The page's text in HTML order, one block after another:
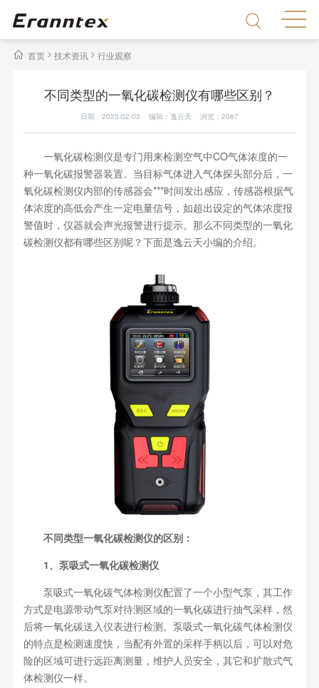
首页> 技术资讯 > 行业观察
不同类型的一氧化碳检测仪有哪些区别？
日期：2023-02-03 编辑：逸云天 浏览： 2087
一氧化碳检测仪是专门用来检测空气中CO气体浓度的一
种一氧化碳报警器装置。当目标气体进入气体探头部分后，一
氧化碳检测仪内部的传感器会***时间发出感应，传感器根据气
体浓度的高低会产生一定电量信号，如超出设定的气体浓度报
警值时，仪器就会声光报警进行提示。那么不同类型的一氧化
碳检测仪都有哪些区别呢？下面是逸云天小编的介绍。
不同类型一氧化碳检测仪的区别：
1、泵吸式一氧化碳检测仪
泵吸式一氧化碳气体检测仪配置了一个小型气泵，其工作
方式是电源带动气泵对待测区域的一氧化碳进行抽气采样，然
后将一氧化碳送入仪表进行检测。泵吸式一氧化碳气体检测仪
的特点是检测速度快，当配有外置的采样手柄以后，可以对危
险的区域可进行远距离测量，维护人员安全，其它和扩散式气
体检测仪一样。